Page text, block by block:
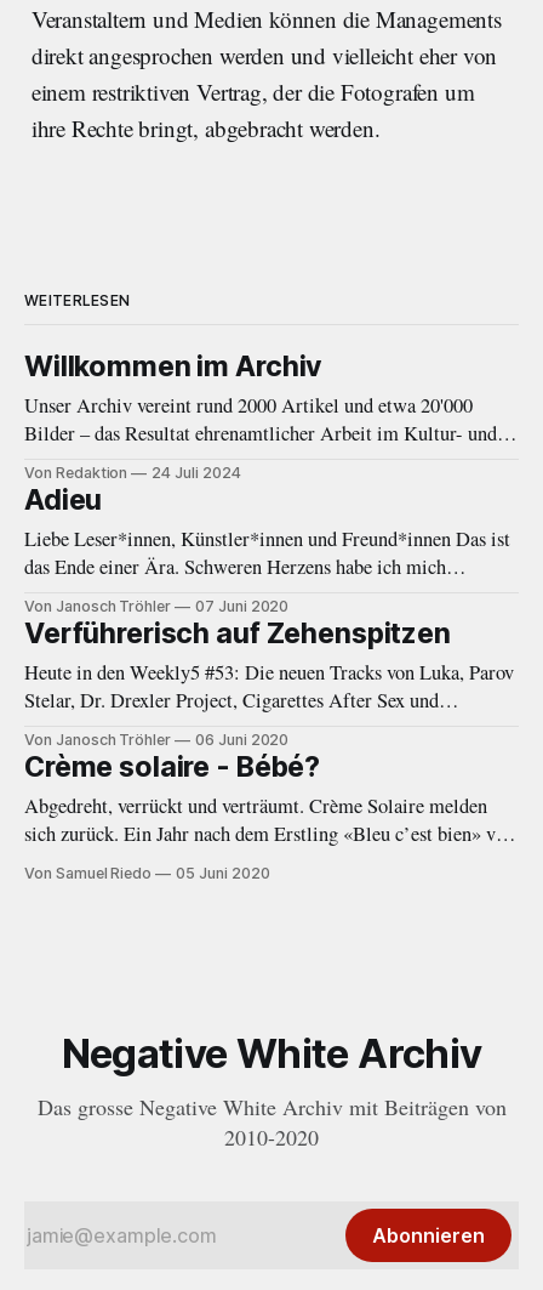
Veranstaltern und Medien können die Managements
direkt angesprochen werden und vielleicht eher von
einem restriktiven Vertrag, der die Fotografen um
ihre Rechte bringt, abgebracht werden.
WEITERLESEN
Willkommen im Archiv
Unser Archiv vereint rund 2000 Artikel und etwa 20'000
Bilder – das Resultat ehrenamtlicher Arbeit im Kultur- und
Musikjournalismus von 2010 bis 2020. Eine Einleitung.
Von Redaktion 24 Juli 2024
Adieu
Liebe Leser*innen, Künstler*innen und Freund*innen Das ist
das Ende einer Ära. Schweren Herzens habe ich mich
entschieden, eine Auszeit von Negative White zu nehmen. In
den letzten Monaten fehlte mir immer öfter die Zeit und
Energie, welche diese Plattform gebraucht und verdient hätte.
Als das Online-Magazin
Von Janosch Tröhler 07 Juni 2020
Verführerisch auf Zehenspitzen
Heute in den Weekly5 #53: Die neuen Tracks von Luka, Parov
Stelar, Dr. Drexler Project, Cigarettes After Sex und
Woodkid.
Von Janosch Tröhler 06 Juni 2020
Crème solaire - Bébé?
Abgedreht, verrückt und verträumt. Crème Solaire melden
sich zurück. Ein Jahr nach dem Erstling «Bleu c’est bien» von
2019 folgt nun mit der EP «Bébé?» ein wort- und
Von Samuel Riedo 05 Juni 2020
Negative White Archiv
Das grosse Negative White Archiv mit Beiträgen von
2010-2020
Abonnieren